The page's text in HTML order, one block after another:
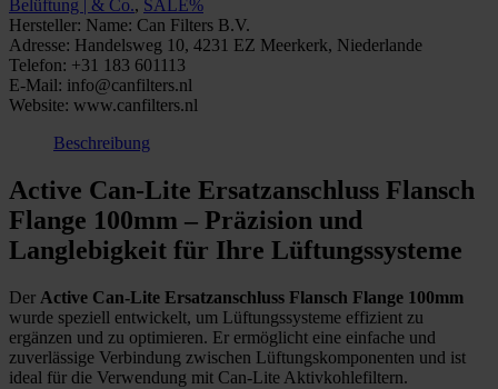
100mm
Menge
Belüftung | & Co., SALE%
Hersteller: Name: Can Filters B.V.
Adresse: Handelsweg 10, 4231 EZ Meerkerk, Niederlande
Telefon: +31 183 601113
E-Mail: info@canfilters.nl
Website: www.canfilters.nl
Beschreibung
Active Can-Lite Ersatzanschluss Flansch
Flange 100mm – Präzision und
Langlebigkeit für Ihre Lüftungssysteme
Der Active Can-Lite Ersatzanschluss Flansch Flange 100mm
wurde speziell entwickelt, um Lüftungssysteme effizient zu
ergänzen und zu optimieren. Er ermöglicht eine einfache und
zuverlässige Verbindung zwischen Lüftungskomponenten und ist
ideal für die Verwendung mit Can-Lite Aktivkohlefiltern.